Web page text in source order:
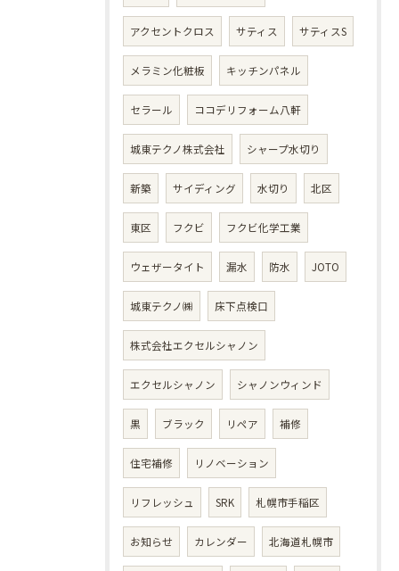
アクセントクロス サティス サティスS
メラミン化粧板 キッチンパネル
セラール ココデリフォーム八軒
城東テクノ株式会社 シャープ水切り
新築 サイディング 水切り 北区
東区 フクビ フクビ化学工業
ウェザータイト 漏水 防水 JOTO
城東テクノ㈱ 床下点検口
株式会社エクセルシャノン
エクセルシャノン シャノンウィンド
黒 ブラック リペア 補修
住宅補修 リノベーション
リフレッシュ SRK 札幌市手稲区
お知らせ カレンダー 北海道札幌市